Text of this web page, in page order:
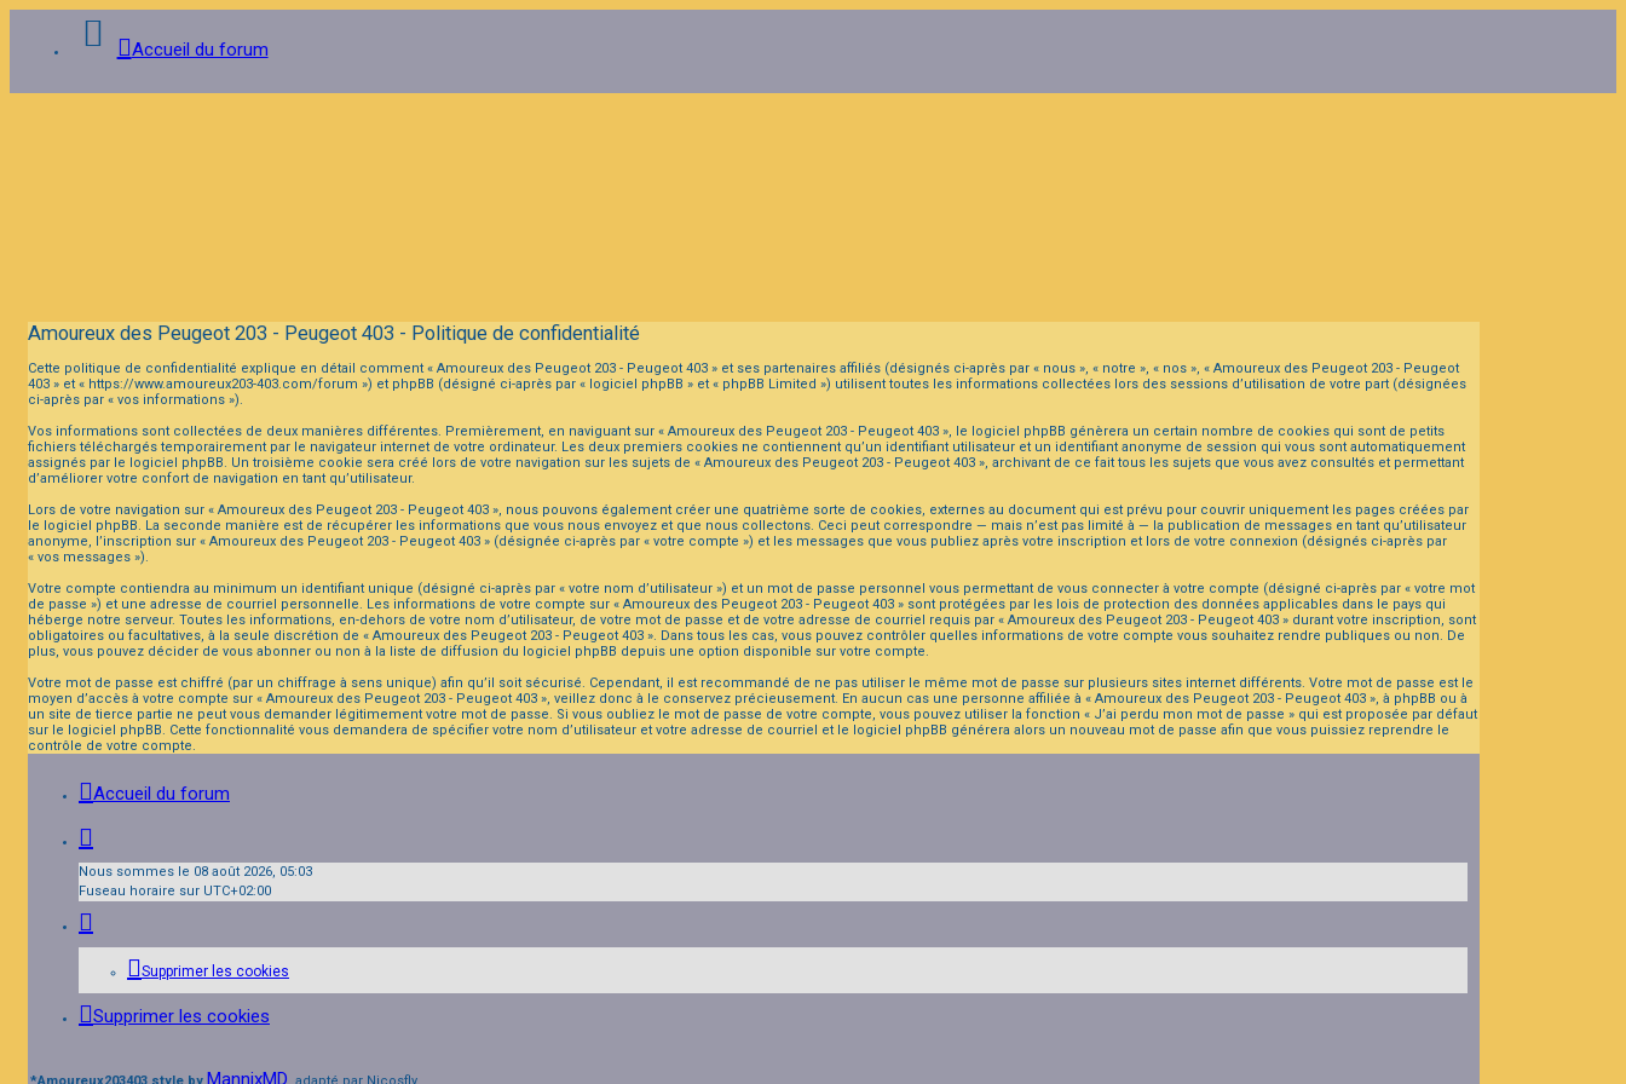
Accueil du forum
Amoureux des Peugeot 203 - Peugeot 403 - Politique de confidentialité
Cette politique de confidentialité explique en détail comment « Amoureux des Peugeot 203 - Peugeot 403 » et ses partenaires affiliés (désignés ci-après par « nous », « notre », « nos », « Amoureux des Peugeot 203 - Peugeot
403 » et « https://www.amoureux203-403.com/forum ») et phpBB (désigné ci-après par « logiciel phpBB » et « phpBB Limited ») utilisent toutes les informations collectées lors des sessions d’utilisation de votre part (désignées
ci-après par « vos informations »).
Vos informations sont collectées de deux manières différentes. Premièrement, en naviguant sur « Amoureux des Peugeot 203 - Peugeot 403 », le logiciel phpBB génèrera un certain nombre de cookies qui sont de petits
fichiers téléchargés temporairement par le navigateur internet de votre ordinateur. Les deux premiers cookies ne contiennent qu’un identifiant utilisateur et un identifiant anonyme de session qui vous sont automatiquement
assignés par le logiciel phpBB. Un troisième cookie sera créé lors de votre navigation sur les sujets de « Amoureux des Peugeot 203 - Peugeot 403 », archivant de ce fait tous les sujets que vous avez consultés et permettant
d’améliorer votre confort de navigation en tant qu’utilisateur.
Lors de votre navigation sur « Amoureux des Peugeot 203 - Peugeot 403 », nous pouvons également créer une quatrième sorte de cookies, externes au document qui est prévu pour couvrir uniquement les pages créées par
le logiciel phpBB. La seconde manière est de récupérer les informations que vous nous envoyez et que nous collectons. Ceci peut correspondre — mais n’est pas limité à — la publication de messages en tant qu’utilisateur
anonyme, l’inscription sur « Amoureux des Peugeot 203 - Peugeot 403 » (désignée ci-après par « votre compte ») et les messages que vous publiez après votre inscription et lors de votre connexion (désignés ci-après par
« vos messages »).
Votre compte contiendra au minimum un identifiant unique (désigné ci-après par « votre nom d’utilisateur ») et un mot de passe personnel vous permettant de vous connecter à votre compte (désigné ci-après par « votre mot
de passe ») et une adresse de courriel personnelle. Les informations de votre compte sur « Amoureux des Peugeot 203 - Peugeot 403 » sont protégées par les lois de protection des données applicables dans le pays qui
héberge notre serveur. Toutes les informations, en-dehors de votre nom d’utilisateur, de votre mot de passe et de votre adresse de courriel requis par « Amoureux des Peugeot 203 - Peugeot 403 » durant votre inscription, sont
obligatoires ou facultatives, à la seule discrétion de « Amoureux des Peugeot 203 - Peugeot 403 ». Dans tous les cas, vous pouvez contrôler quelles informations de votre compte vous souhaitez rendre publiques ou non. De
plus, vous pouvez décider de vous abonner ou non à la liste de diffusion du logiciel phpBB depuis une option disponible sur votre compte.
Votre mot de passe est chiffré (par un chiffrage à sens unique) afin qu’il soit sécurisé. Cependant, il est recommandé de ne pas utiliser le même mot de passe sur plusieurs sites internet différents. Votre mot de passe est le
moyen d’accès à votre compte sur « Amoureux des Peugeot 203 - Peugeot 403 », veillez donc à le conservez précieusement. En aucun cas une personne affiliée à « Amoureux des Peugeot 203 - Peugeot 403 », à phpBB ou à
un site de tierce partie ne peut vous demander légitimement votre mot de passe. Si vous oubliez le mot de passe de votre compte, vous pouvez utiliser la fonction « J’ai perdu mon mot de passe » qui est proposée par défaut
sur le logiciel phpBB. Cette fonctionnalité vous demandera de spécifier votre nom d’utilisateur et votre adresse de courriel et le logiciel phpBB générera alors un nouveau mot de passe afin que vous puissiez reprendre le
contrôle de votre compte.
Accueil du forum
Nous sommes le 08 août 2026, 05:03
Fuseau horaire sur UTC+02:00
Supprimer les cookies
Supprimer les cookies
MannixMD